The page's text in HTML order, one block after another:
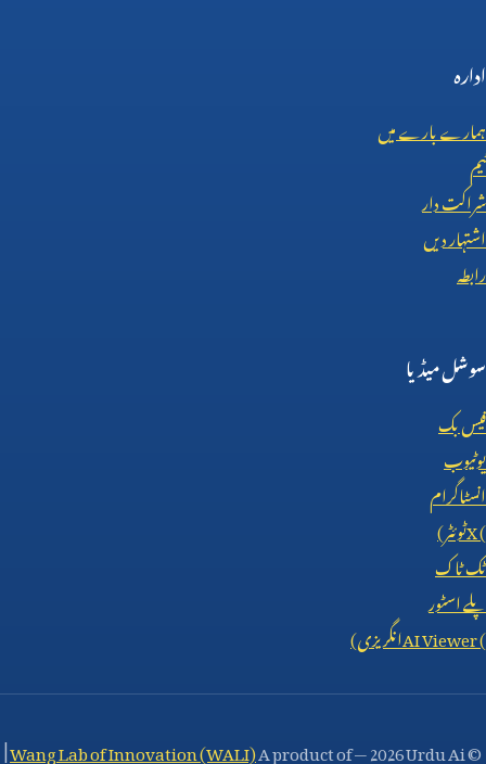
ادارہ
ہمارے بارے میں
ٹیم
شراکت دار
اشتہار دیں
رابطہ
سوشل میڈیا
فیس بک
یوٹیوب
انسٹاگرام
X (ٹوئٹر)
ٹک ٹاک
پلے اسٹور
AI Viewer (انگریزی)
©
2026 Urdu Ai
—
A product of
Wang Lab of Innovation (WALI)
|